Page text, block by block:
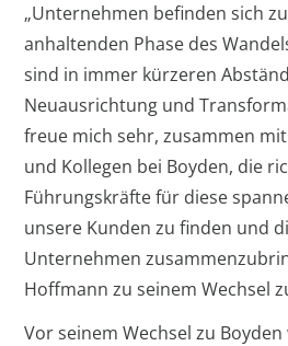
„Unternehmen befinden sich
anhaltenden Phase des
sind in immer kürzeren
Neuausrichtung und
freue mich sehr, zusammen
und Kollegen bei Boyden, die
Führungskräfte für diese
unsere Kunden zu finden und
Unternehmen
Hoffmann zu seinem Wechsel
Vor seinem Wechsel zu